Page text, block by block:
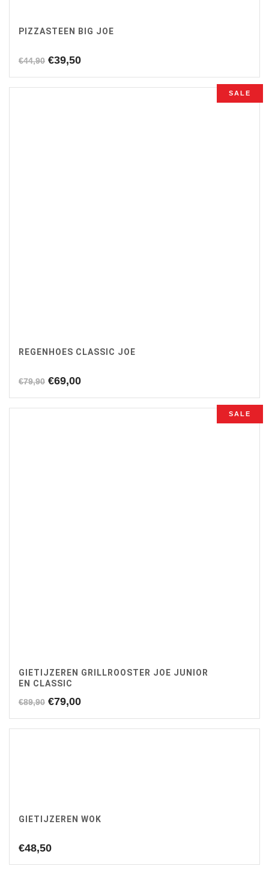
PIZZASTEEN BIG JOE
€44,90 Oorspronkelijke
was:
€39,50Huidige
is:
SALE
REGENHOES CLASSIC JOE
€79,90 Oorspronkelijke
was:
€69,00Huidige
is:
SALE
GIETIJZEREN GRILLROOSTER JOE JUNIOR
EN CLASSIC
€89,90 Oorspronkelijke
was:
€79,00Huidige
is:
GIETIJZEREN WOK
€48,50